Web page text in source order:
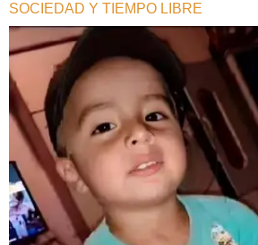
SOCIEDAD Y TIEMPO LIBRE